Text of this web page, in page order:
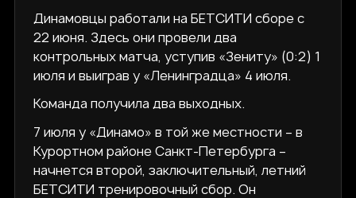
Динамовцы работали на БЕТСИТИ сборе с
22 июня. Здесь они провели два
контрольных матча, уступив «Зениту» (0:2) 1
июля и выиграв у «Ленинградца» 4 июля.
Команда получила два выходных.
7 июля у «Динамо» в той же местности – в
Курортном районе Санкт-Петербурга –
начнется второй, заключительный, летний
БЕТСИТИ тренировочный сбор. Он